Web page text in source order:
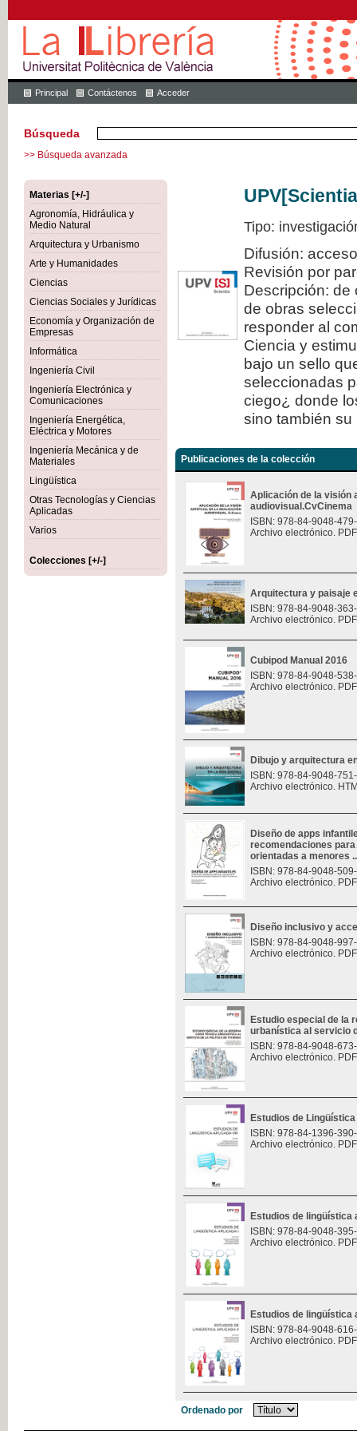
Principal Contáctenos Acceder
Búsqueda
>> Búsqueda avanzada
Materias [+/-]
Agronomía, Hidráulica y
Medio Natural
Arquitectura y Urbanismo
Arte y Humanidades
Ciencias
Ciencias Sociales y Jurídicas
Economía y Organización de
Empresas
Informática
Ingeniería Civil
Ingeniería Electrónica y
Comunicaciones
Ingeniería Energética,
Eléctrica y Motores
Ingeniería Mecánica y de
Materiales
Lingüística
Otras Tecnologías y Ciencias
Aplicadas
Varios
Colecciones [+/-]
Tipo:
Difusión:
Revisión por
Descripción: de
de obras
responder al
Ciencia y
bajo un sello
seleccionadas
ciego¿ donde
sino también
Publicaciones de la colección
Aplicación de la visión
audiovisual.CvCinema
ISBN: 978-84-9048-
Archivo electrónico.
Arquitectura y paisaje
ISBN: 978-84-9048-
Archivo electrónico.
Cubipod Manual 2016
ISBN: 978-84-9048-
Archivo electrónico.
Dibujo y arquitectura
ISBN: 978-84-9048-
Archivo electrónico.
Diseño de apps
recomendaciones
orientadas a menores
ISBN: 978-84-9048-
Archivo electrónico.
Diseño inclusivo y
ISBN: 978-84-9048-
Archivo electrónico.
Estudio especial de la
urbanística al servicio
ISBN: 978-84-9048-
Archivo electrónico.
Estudios de
ISBN: 978-84-1396-
Archivo electrónico.
Estudios de lingüística
ISBN: 978-84-9048-
Archivo electrónico.
Estudios de lingüística
ISBN: 978-84-9048-
Archivo electrónico.
Ordenado por